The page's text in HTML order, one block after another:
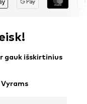
gauk išskirtinius
Vyrams